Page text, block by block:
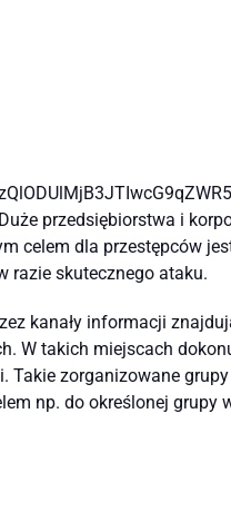
przedsiębiorstwa i
celem dla przestępców
razie skutecznego ataku.
kanały informacji
W takich miejscach
zorganizowane
np. do określonej grupy